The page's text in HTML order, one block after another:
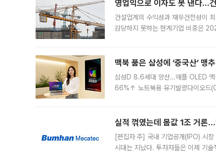
영업익으로 이자도 못 낸다
건설업계의 수익성과 재무건전성이
감당하지 못하는 한계기업 비중은
맥북 품은 삼성에 ‘중국산’
삼성D 8.6세대 양산…애플 OLED 맥
66%↑ 노트북용 유기발광다이오드
실적 꺾였는데 몸값 1조 거론
[편집자 주] 국내 기업공개(IPO) 시장
시대는 지났다. 투자자들은 이제 기